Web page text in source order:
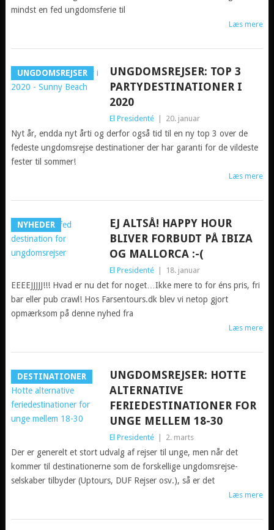
mindst en fed ungdomsferie til
Læs mere
UNGDOMSREJSER
UNGDOMSREJSER: TOP 3
PARTYDESTINATIONER I
2020
El Presidenté 20. januar
Nyt år, endda nyt årti og derfor også tid til en ny top 3 over de
fedeste ungdomsrejse destinationer der har garanti for de vildeste
fester til sommer!
Læs mere
NYHEDER
EJ ALTSÅ! HAPPY HOUR
BLIVER FORBUDT PÅ IBIZA
OG MALLORCA :-(
El Presidenté 18. januar
EEEEJJJJJ!!! Hvad er nu det for noget…Ikke mere to for éns pris, fri
bar eller pub crawl! Hos Farsentours.dk blev vi netop gjort
opmærksom på denne nyhed fra
Læs mere
DESTINATIONER
UNGDOMSREJSER: HOTTE
ALTERNATIVE
FERIEDESTINATIONER FOR
UNGE MELLEM 18-30
El Presidenté 2. marts
Der er generelt et stort udvalg af rejser til unge, men når det
kommer til destinationerne som de forskellige ungdomsrejse-
selskaber tilbyder (Uptours, DUF Rejser osv.), så er det
Læs mere